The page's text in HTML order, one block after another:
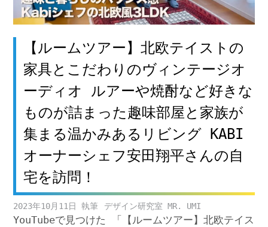
【ルームツアー】北欧テイストの
家具とこだわりのヴィンテージオ
ーディオ ルアーや焼酎など好きな
ものが詰まった趣味部屋と家族が
集まる温かみあるリビング KABI
オーナーシェフ安田翔平さんの自
宅を訪問！
2023年10月11日 デザイン研究室 MR. UMI
YouTubeで見つけた 「【ルームツアー】北欧テイス